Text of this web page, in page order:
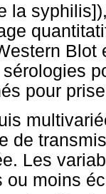
la
pour
de
Les
ou moins